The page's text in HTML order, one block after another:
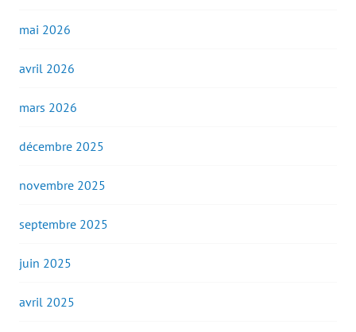
mai 2026
avril 2026
mars 2026
décembre 2025
novembre 2025
septembre 2025
juin 2025
avril 2025